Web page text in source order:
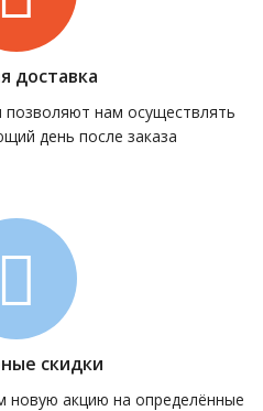
доставка
позволяют нам осуществлять
день после заказа
скидки
новую акцию на определённые